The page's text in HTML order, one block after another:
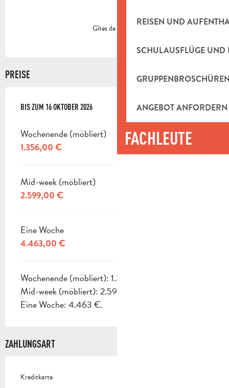
REISEN UND
SCHULAUSFLÜGE UND
ANGEBOT ANFORDERN
FACHLEUTE
Gîtes de France
PREISE
AB23 MAI 2026BIS ZUM16 OKTOBER 2026
BIS ZUM 16 OKTOBER 2026
Wochenende (möbliert)
1.356,00 €
Mid-week (möbliert)
2.599,00 €
Eine Woche
4.463,00 €
Wochenende (möbliert): 1.356 €
Mid-week (möbliert): 2.599 €
Eine Woche: 4.463 €.
ZAHLUNGSART
Kreditkarte